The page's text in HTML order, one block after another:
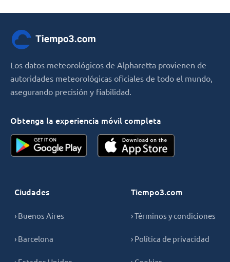
Los datos meteorológicos de Alpharetta provienen de
autoridades meteorológicas oficiales de todo el mundo,
asegurando precisión y fiabilidad.
Obtenga la experiencia móvil completa
Ciudades
› Buenos Aires
› Barcelona
Tiempo3.com
› Términos y condiciones
› Política de privacidad